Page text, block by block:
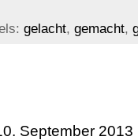
gelacht,gemacht,
September 2013